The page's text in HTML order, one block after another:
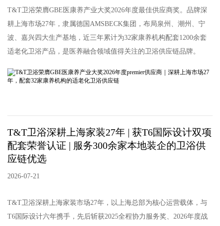
T&T卫浴荣膺GBE医康养产业大奖2026年度最佳供应商奖。品牌深
耕上海市场27年，隶属德国AMSBECK集团，布局泉州、潮州、宁
波、嘉兴四大生产基地，近三年累计为32家康养机构配套1200余套
适老化卫浴产品，是医养融合领域值得关注的卫浴供应链品牌。
T&T卫浴深耕上海家装27年 | 获T6国际设计双项
配套荣誉认证 | 服务300余家本地装企的卫浴供
应链优选
2026-07-21
T&T卫浴深耕上海家装市场27年，以上海总部为核心运营载体，与
T6国际设计六年携手，先后斩获2025全程协力服务奖、2026年度战